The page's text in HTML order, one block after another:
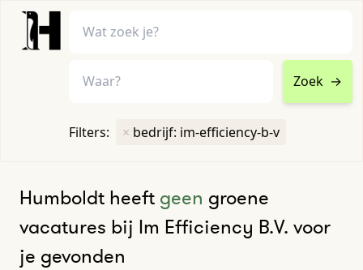
Zoek →
Filters: × bedrijf: im-efficiency-b-v
Humboldt heeft geen groene
vacatures bij Im Efficiency B.V. voor
je gevonden